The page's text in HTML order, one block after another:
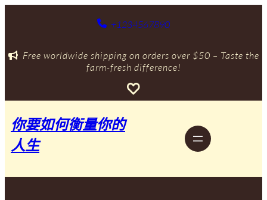
內
+1234567890
Free worldwide shipping on orders over $50 – Taste the
farm-fresh difference!
你要如何衡量你的
人生